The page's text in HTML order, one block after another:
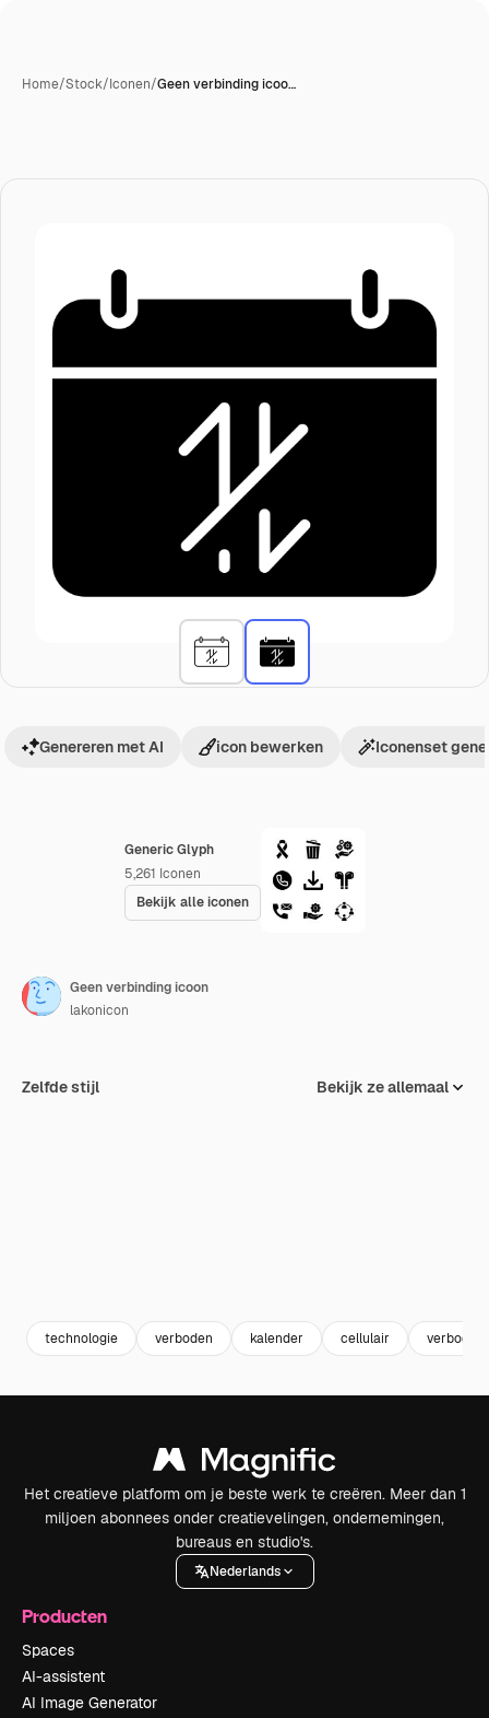
Home/Stock/Iconen/Geen verbinding icoo…
Generic Glyph
5,261 Iconen
Bekijk alle iconen
Genereren met AI icon bewerken Iconenset
Geen verbinding icoon
lakonicon
Zelfde stijl Bekijk ze allemaal
technologie verboden kalender cellulair verboden
Het creatieve platform om je beste werk te creëren. Meer dan 1
miljoen abonnees onder creatievelingen, ondernemingen,
bureaus en studio's.
Nederlands
Producten
Spaces
AI-assistent
AI Image Generator